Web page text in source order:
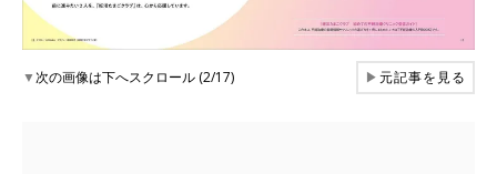
▼次の画像は下へスクロール (2/17) ▶元記事を見る